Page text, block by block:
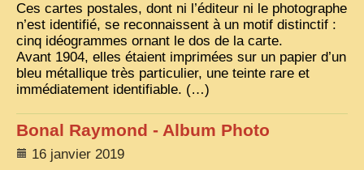
ARMÉE, JUSTICE, EDUCATION, RELIGION...
MÉTIERS, FÊTES, TRANSPORTS
TRADITIONS ET MODERNITÉ
EN DIRECT
ENQUÊTES
Ces cartes postales, dont ni l’éditeur ni le photographe
n’est identifié, se reconnaissent à un motif distinctif :
cinq idéogrammes ornant le dos de la carte.
Avant 1904, elles étaient imprimées sur un papier d’un
bleu métallique très particulier, une teinte rare et
immédiatement identifiable. (…)
Bonal Raymond - Album Photo
16 janvier 2019